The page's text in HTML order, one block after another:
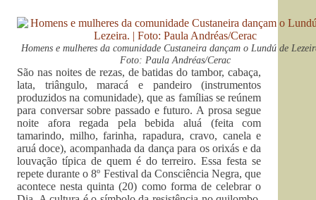
Homens e mulheres da comunidade Custaneira dançam o Lundú de
Foto: Paula Andréas/Cerac
São nas noites de rezas, de batidas do tambor, cabaça,
lata, triângulo, maracá e pandeiro (instrumentos
produzidos na comunidade), que as famílias se reúnem
para conversar sobre passado e futuro. A prosa segue
noite afora regada pela bebida aluá (feita com
tamarindo, milho, farinha, rapadura, cravo, canela e
aruá doce), acompanhada da dança para os orixás e da
louvação típica de quem é do terreiro. Essa festa se
repete durante o 8º Festival da Consciência Negra, que
acontece nesta quinta (20) como forma de celebrar o